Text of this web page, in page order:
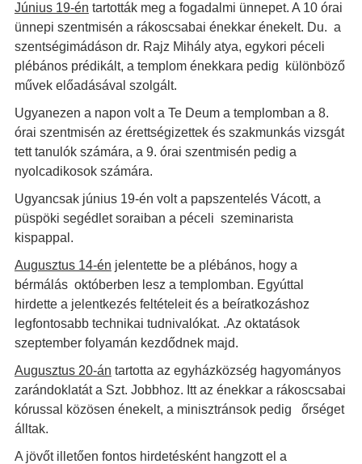
Június 19-én tartották meg a fogadalmi ünnepet. A 10 órai
ünnepi szentmisén a rákoscsabai énekkar énekelt. Du. a
szentségimádáson dr. Rajz Mihály atya, egykori péceli
plébános prédikált, a templom énekkara pedig különböző
művek előadásával szolgált.
Ugyanezen a napon volt a Te Deum a templomban a 8.
órai szentmisén az érettségizettek és szakmunkás vizsgát
tett tanulók számára, a 9. órai szentmisén pedig a
nyolcadikosok számára.
Ugyancsak június 19-én volt a papszentelés Vácott, a
püspöki segédlet soraiban a péceli szeminarista
kispappal.
Augusztus 14-én jelentette be a plébános, hogy a
bérmálás októberben lesz a templomban. Egyúttal
hirdette a jelentkezés feltételeit és a beíratkozáshoz
legfontosabb technikai tudnivalókat. .Az oktatások
szeptember folyamán kezdődnek majd.
Augusztus 20-án tartotta az egyházközség hagyományos
zarándoklatát a Szt. Jobbhoz. Itt az énekkar a rákoscsabai
kórussal közösen énekelt, a minisztránsok pedig őrséget
álltak.
A jövőt illetően fontos hirdetésként hangzott el a